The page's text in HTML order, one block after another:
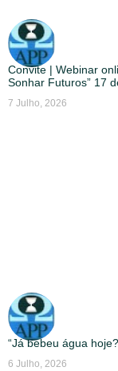
Convite | Webinar
Sonhar Futuros” 17
7 Julho, 2026
“Já bebeu água
6 Julho, 2026